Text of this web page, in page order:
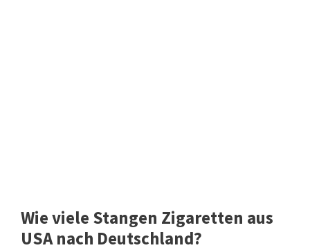
Wie viele Stangen Zigaretten aus
USA nach Deutschland?